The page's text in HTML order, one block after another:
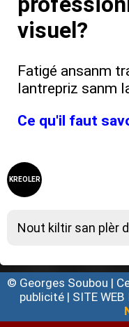
visuel?
Fatigé ansanm
lantrepriz sanm
Ce qu'il faut
KREOLER
Nout kiltir san plèr
© Georges Soubou |
publicité | SITE WEB